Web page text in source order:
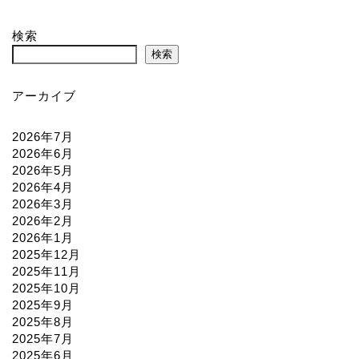
検索
検索
アーカイブ
2026年7月
2026年6月
2026年5月
2026年4月
2026年3月
2026年2月
2026年1月
2025年12月
2025年11月
2025年10月
2025年9月
2025年8月
2025年7月
2025年6月